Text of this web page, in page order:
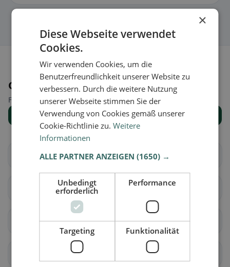
Orte in der Nähe
Finde den passenden Ort für deine Restaurantsuche.
Alle Orte anzeigen
Thurnen Aesch (BL)
Arlesheim
Biel-Benken Binningen
Bottmingen
×
Diese Webseite verwendet
Cookies.
Wir verwenden Cookies, um die
Benutzerfreundlichkeit unserer Website zu
verbessern. Durch die weitere Nutzung
unserer Webseite stimmen Sie der
Verwendung von Cookies gemäß unserer
Cookie-Richtlinie zu.Weitere
Informationen
ALLE PARTNER ANZEIGEN(1650) →
Unbedingt
erforderlich
Performance
Targeting Funktionalität